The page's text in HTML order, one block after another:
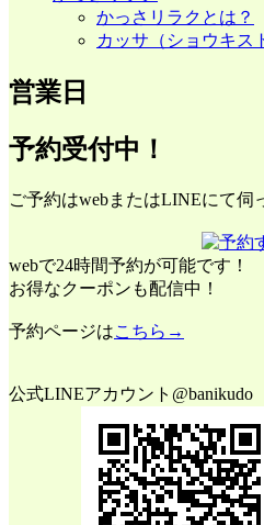
かっさリラクとは？
カッサ（ショウキス
営業日
予約受付中！
ご予約はwebまたはLINEにて伺
webで24時間予約が可能です！
お得なクーポンも配信中！
予約ページはこちら→
公式LINEアカウント@banikudo